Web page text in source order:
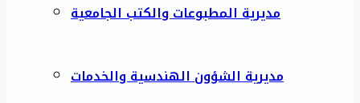
مديرية المطبوعات والكتب الجامعية
مديرية الشؤون الهندسية والخدمات